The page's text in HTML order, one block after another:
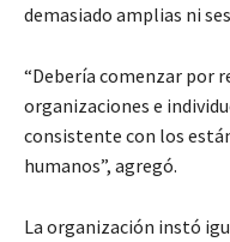
demasiado amplias ni
“Debería comenzar por
organizaciones e
consistente con los
humanos”, agregó.
La organización instó